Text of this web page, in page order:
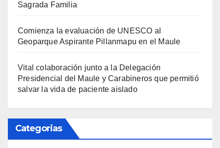
Sagrada Familia
Comienza la evaluación de UNESCO al
Geoparque Aspirante Pillanmapu en el Maule
Vital colaboración junto a la Delegación
Presidencial del Maule y Carabineros que permitió
salvar la vida de paciente aislado
Categorias